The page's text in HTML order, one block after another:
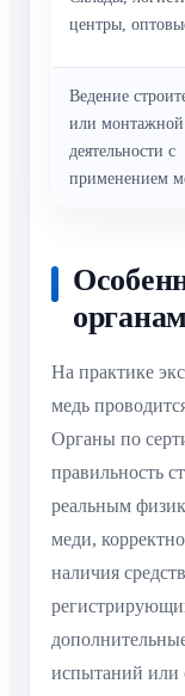
центры,
Ведение
или монтажной
деятельности с
применением
На практике
медь
Органы по
правильность
реальным
меди,
наличия
испытаний или